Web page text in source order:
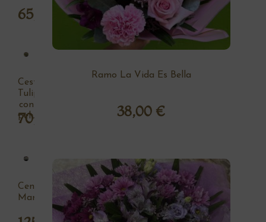
Ramo La Vida Es Bella
38,00 €
65,00 €
Cesta
Tulipan
con
peluche
70,00
Centro
Margaritas